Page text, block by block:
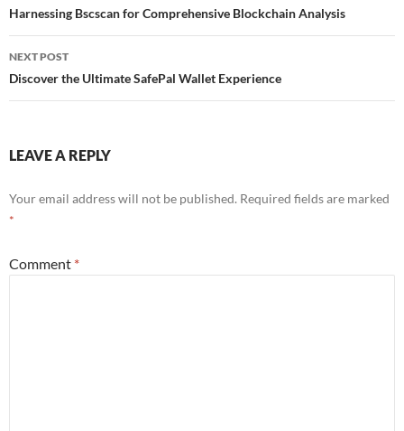
navigation
Harnessing Bscscan for Comprehensive Blockchain Analysis
NEXT POST
Discover the Ultimate SafePal Wallet Experience
LEAVE A REPLY
Your email address will not be published. Required fields are marked
*
Comment *